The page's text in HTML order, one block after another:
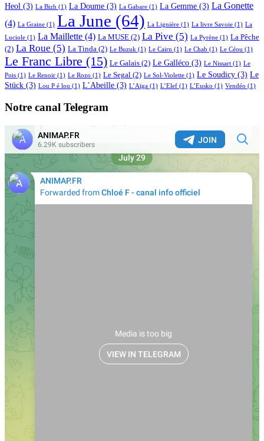
Heol (3) La Bizh (1) La Doume (3) La Gabare (1) La Gemme (3) La Gonette
(4) La Graine (1) La June (64) La Lignière (1) La livre Savoie (1) La
Luciole (1) La Maillette (4) La MUSE (2) La Pive (5) La Pyrène (1) La Pêche
(2) La Roue (5) La Tinda (2) Le Buzuk (1) Le Cairn (1) Le Chab (1) Le Céou (1)
Le Franc Libre (15) Le Galais (2) Le Galléco (3) Le Nissart (1) Le
Pois (1) Le Renoir (1) Le Rozo (1) Le Segal (2) Le Sol-Violette (1) Le Soudicy (3) Le
Stück (3) Lou P é lou (1) L’Abeille (3) L’Aïga (1) L’Elef (1) L’Eusko (1) Vendéo (1)
Notre canal Telegram